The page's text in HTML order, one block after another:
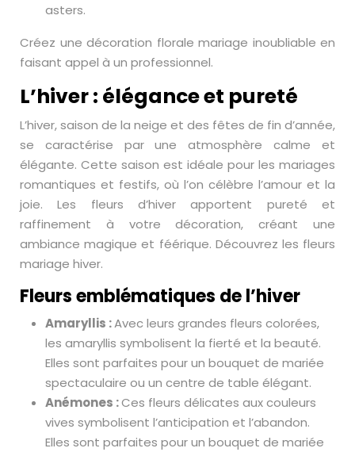
asters.
Créez une décoration florale mariage inoubliable en
faisant appel à un professionnel.
L’hiver : élégance et pureté
L’hiver, saison de la neige et des fêtes de fin d’année,
se caractérise par une atmosphère calme et
élégante. Cette saison est idéale pour les mariages
romantiques et festifs, où l’on célèbre l’amour et la
joie. Les fleurs d’hiver apportent pureté et
raffinement à votre décoration, créant une
ambiance magique et féérique. Découvrez les fleurs
mariage hiver.
Fleurs emblématiques de l’hiver
Amaryllis :Avec leurs grandes fleurs colorées,
les amaryllis symbolisent la fierté et la beauté.
Elles sont parfaites pour un bouquet de mariée
spectaculaire ou un centre de table élégant.
Anémones :Ces fleurs délicates aux couleurs
vives symbolisent l’anticipation et l’abandon.
Elles sont parfaites pour un bouquet de mariée